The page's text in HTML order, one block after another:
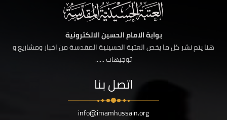
بوابة الامام الحسين الالكترونية
هنا يتم نشر كل ما يخص العتبة الحسينية المقدسة من اخبار ومشاريع و
توجيهات ......
اتصل بنا
info@imamhussain.org